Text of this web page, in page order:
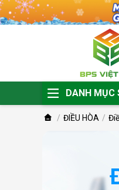
DANH MỤC
ĐIỀU HÒA